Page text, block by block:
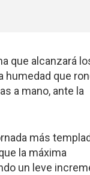
que alcanzará
humedad que
a mano, ante la
más
la máxima
un leve